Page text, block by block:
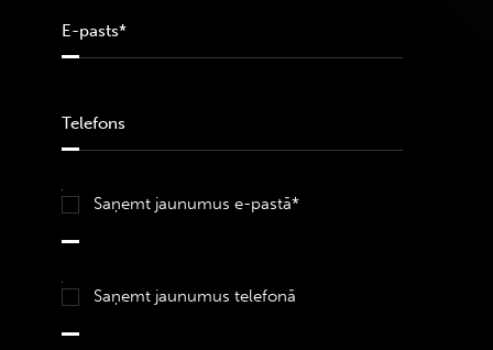
Saņemt jaunumus e-pastā*
Saņemt jaunumus telefonā